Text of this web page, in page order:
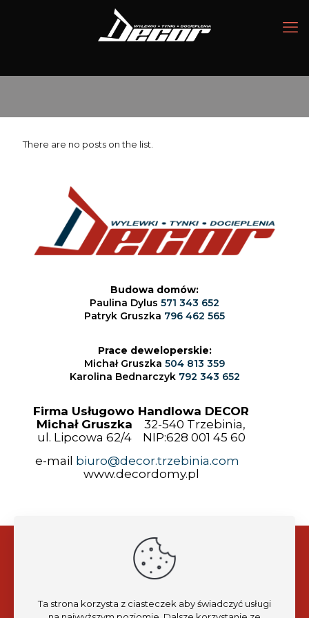
There are no posts on the list.
Budowa domów:
Paulina Dylus 571 343 652
Patryk Gruszka 796 462 565
Prace deweloperskie:
Michał Gruszka 504 813 359
Karolina Bednarczyk 792 343 652
Firma Usługowo Handlowa DECOR
Michał Gruszka
32-540 Trzebinia,
ul. Lipcowa 62/4 NIP:628 001 45 60
e-mail biuro@decor.trzebinia.com
www.decordomy.pl
BUDOWA DOMÓW ▪
DACHY ▪ TYNKI ▪ WYLEWKI
▪ ELEWACJE
Ta strona korzysta z ciasteczek aby świadczyć usługi